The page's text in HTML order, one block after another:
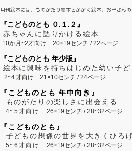
月刊絵本には、ものがたり絵本とかがく絵本、お子さん
『こどものとも ０.１.２』
赤ちゃんに語りかける絵本
10か月~2才向け 20×19センチ / 22ページ
『こどものとも 年少版』
絵本に興味を持ちはじめた幼い子ど
2~4才向け 21×10センチ / 24ページ
『こどものとも 年中向き』
ものがたりの楽しさに出会える
4~5才向け26×19センチ / 28~32ページ
『こどものとも』
子どもの想像の世界を大きくひろ
5~6才向け26×19センチ / 28~32ページ